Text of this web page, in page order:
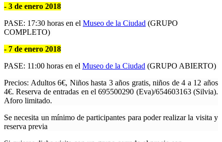
- 3 de enero 2018
PASE: 17:30 horas en el Museo de la Ciudad (GRUPO
COMPLETO)
- 7 de enero 2018
PASE: 11:00 horas en el Museo de la Ciudad (GRUPO ABIERTO)
Precios: Adultos 6€, Niños hasta 3 años gratis, niños de 4 a 12 años
4€. Reserva de entradas en el 695500290 (Eva)/654603163 (Silvia).
Aforo limitado.
Se necesita un mínimo de participantes para poder realizar la visita y
reserva previa